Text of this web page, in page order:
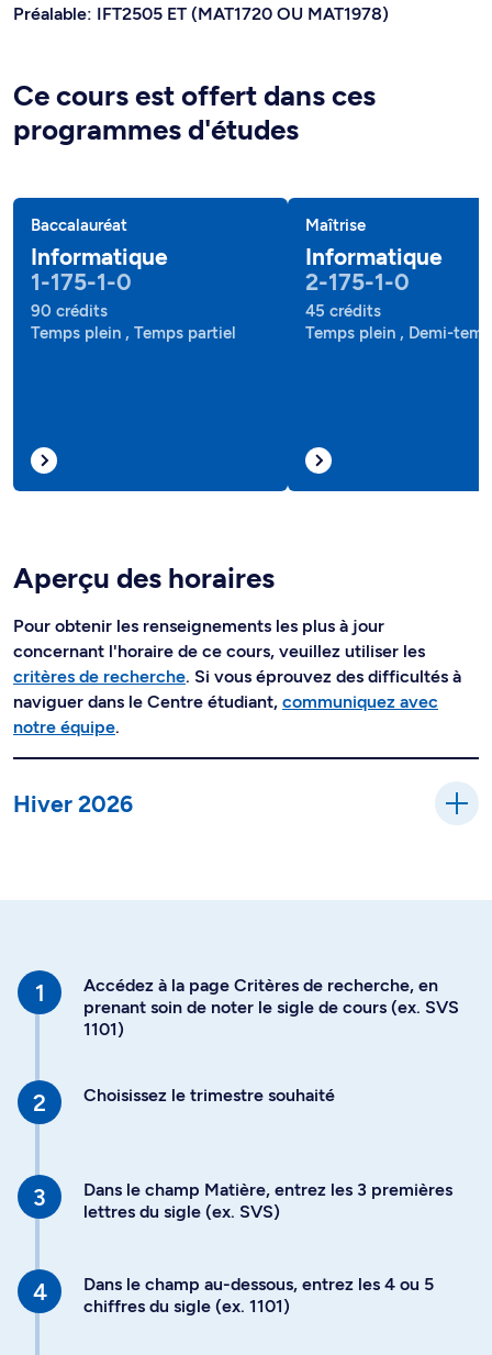
Préalable: IFT2505 ET (MAT1720 OU MAT1978)
Ce cours est offert dans ces
programmes d'études
Baccalauréat
Informatique
1-175-1-0
90 crédits
Temps plein , Temps partiel
Maîtrise
Informatique
2-175-1-0
45 crédits
Temps plein , Demi-
Aperçu des horaires
Pour obtenir les renseignements les plus à jour
concernant l'horaire de ce cours, veuillez utiliser les
critères de recherche. Si vous éprouvez des difficultés à
naviguer dans le Centre étudiant, communiquez avec
notre équipe.
Hiver 2026
Accédez à la page Critères de recherche, en
prenant soin de noter le sigle de cours (ex. SVS
1101)
Choisissez le trimestre souhaité
Dans le champ Matière, entrez les 3 premières
lettres du sigle (ex. SVS)
Dans le champ au-dessous, entrez les 4 ou 5
chiffres du sigle (ex. 1101)